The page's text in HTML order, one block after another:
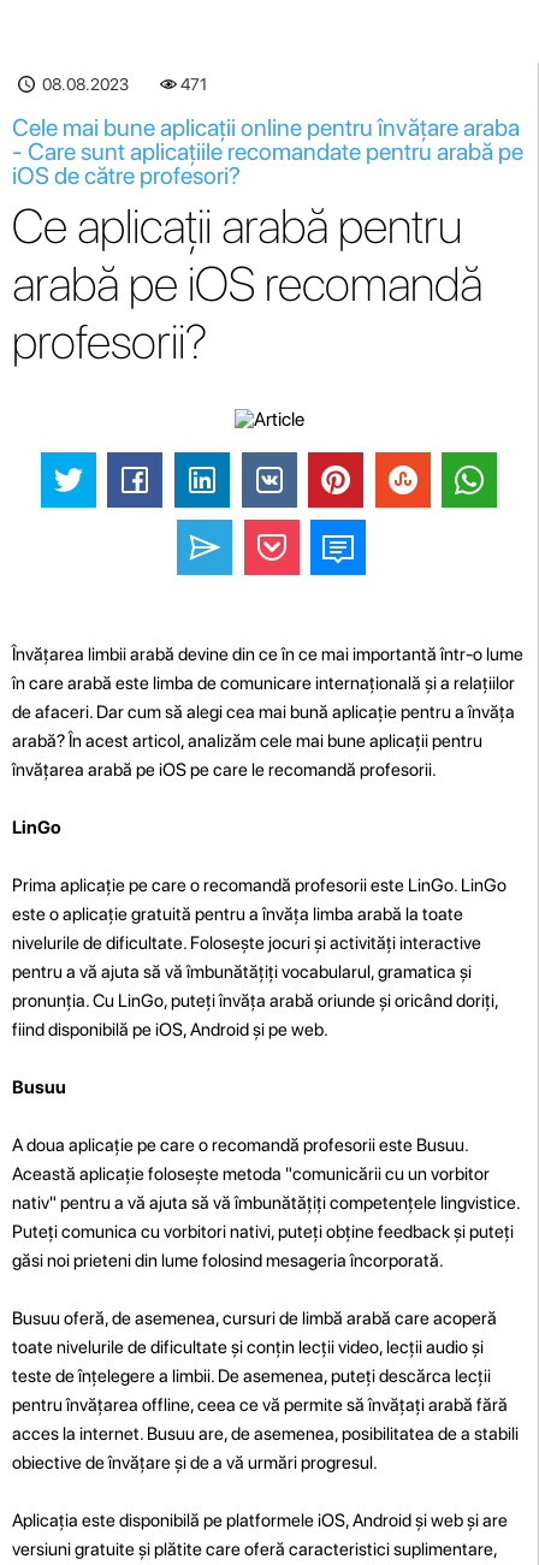
08.08.2023 471
Cele mai bune aplicații online pentru învățare araba
- Care sunt aplicațiile recomandate pentru arabă pe
iOS de către profesori?
Ce aplicații arabă pentru
arabă pe iOS recomandă
profesorii?
Învățarea limbii arabă devine din ce în ce mai importantă într-o lume
în care arabă este limba de comunicare internațională și a relațiilor
de afaceri. Dar cum să alegi cea mai bună aplicație pentru a învăța
arabă? În acest articol, analizăm cele mai bune aplicații pentru
învățarea arabă pe iOS pe care le recomandă profesorii.
LinGo
Prima aplicație pe care o recomandă profesorii este LinGo. LinGo
este o aplicație gratuită pentru a învăța limba arabă la toate
nivelurile de dificultate. Folosește jocuri și activități interactive
pentru a vă ajuta să vă îmbunătățiți vocabularul, gramatica și
pronunția. Cu LinGo, puteți învăța arabă oriunde și oricând doriți,
fiind disponibilă pe iOS, Android și pe web.
Busuu
A doua aplicație pe care o recomandă profesorii este Busuu.
Această aplicație folosește metoda "comunicării cu un vorbitor
nativ" pentru a vă ajuta să vă îmbunătățiți competențele lingvistice.
Puteți comunica cu vorbitori nativi, puteți obține feedback și puteți
găsi noi prieteni din lume folosind mesageria încorporată.
Busuu oferă, de asemenea, cursuri de limbă arabă care acoperă
toate nivelurile de dificultate și conțin lecții video, lecții audio și
teste de înțelegere a limbii. De asemenea, puteți descărca lecții
pentru învățarea offline, ceea ce vă permite să învățați arabă fără
acces la internet. Busuu are, de asemenea, posibilitatea de a stabili
obiective de învățare și de a vă urmări progresul.
Aplicația este disponibilă pe platformele iOS, Android și web și are
versiuni gratuite și plătite care oferă caracteristici suplimentare,